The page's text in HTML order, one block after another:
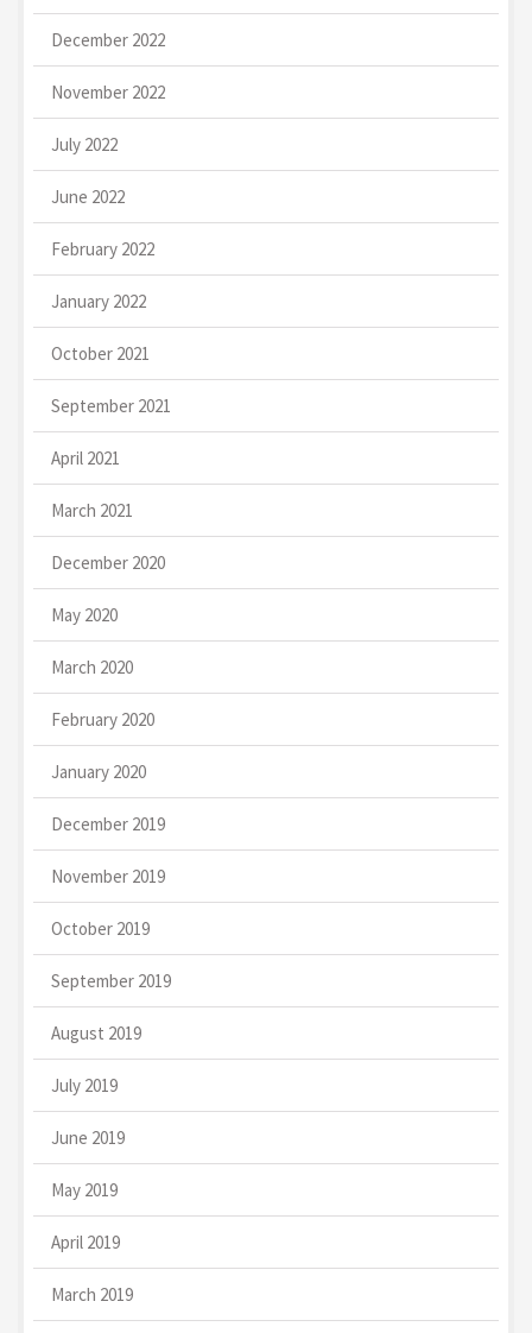
December 2022
November 2022
July 2022
June 2022
February 2022
January 2022
October 2021
September 2021
April 2021
March 2021
December 2020
May 2020
March 2020
February 2020
January 2020
December 2019
November 2019
October 2019
September 2019
August 2019
July 2019
June 2019
May 2019
April 2019
March 2019